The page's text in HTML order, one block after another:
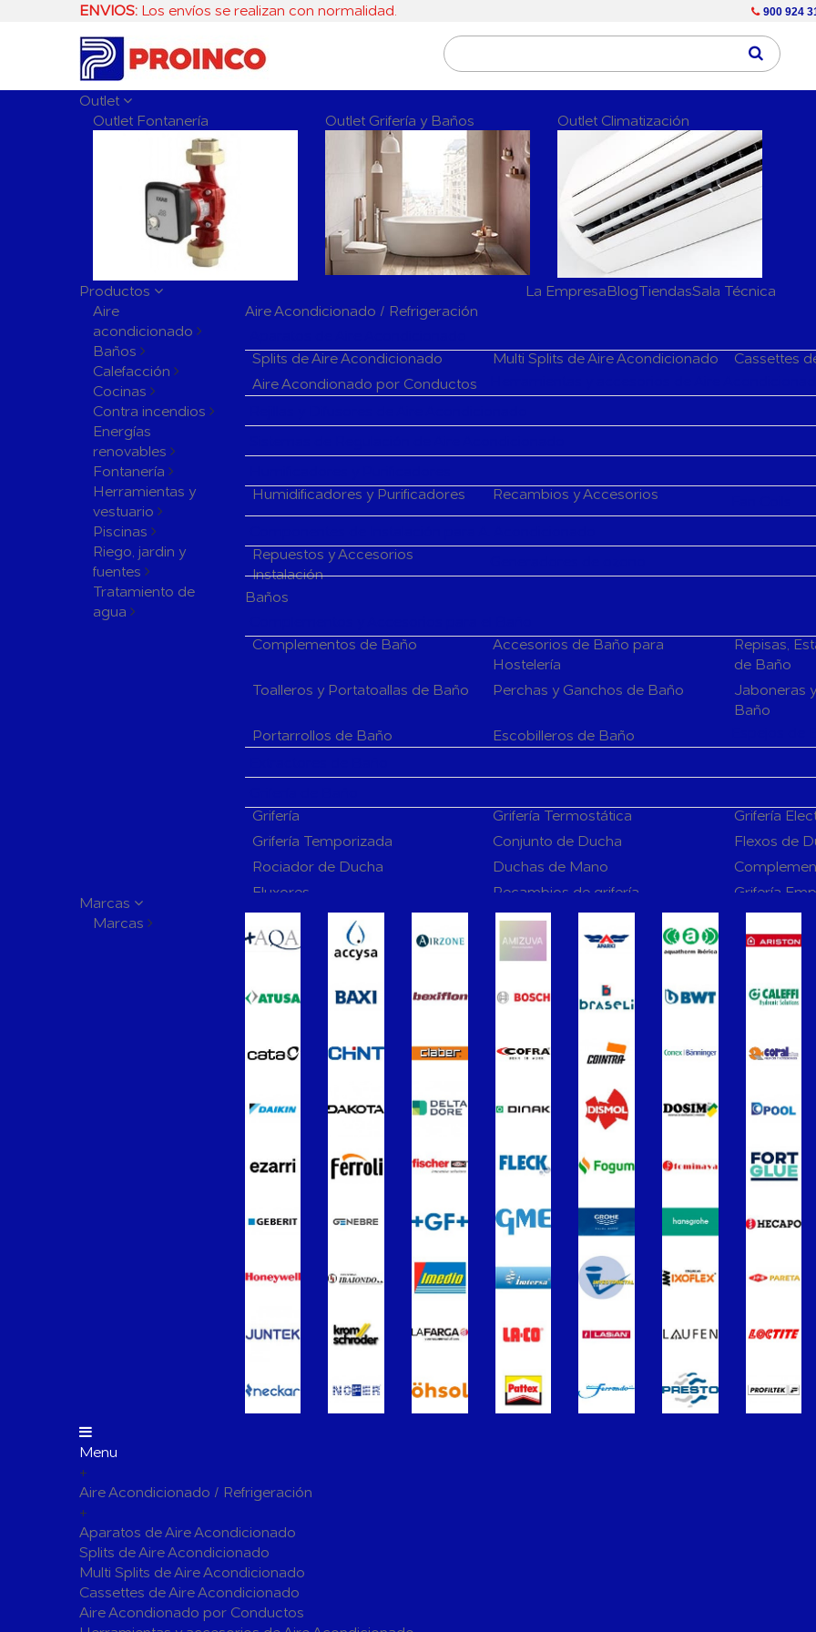
ENVIOS: Los envíos se realizan con normalidad. 900 924
Outlet
Outlet Fontanería
Outlet Grifería y Baños Outlet Climatización
Sala Técnica
Tiendas
Blog
La Empresa
Productos
Aire
acondicionado
Baños
Calefacción
Cocinas
Contra incendios
Energías
renovables
Fontanería
Herramientas y
vestuario
Piscinas
Riego, jardin y
fuentes
Tratamiento de
agua
Aire Acondicionado / Refrigeración
Splits de Aire Acondicionado
Multi Splits de Aire Acondicionado
Cassettes
Aire Acondionado por Conductos
Humidificadores y Purificadores
Recambios y Accesorios
Repuestos y Accesorios
Instalación
Baños
Complementos de Baño
Accesorios de Baño para
Hostelería
Repisas,
de Baño
Toalleros y Portatoallas de Baño
Perchas y Ganchos de Baño
Jaboneras
Baño
Portarrollos de Baño
Escobilleros de Baño
Grifería
Grifería Termostática
Grifería
Grifería Temporizada
Conjunto de Ducha
Flexos de
Rociador de Ducha
Duchas de Mano
Fluxores
Recambios de grifería
Grifería
Mamparas de Baño
Muebles de Baño
Mecanismos
Sanitarios
Lavabos
Bañeras
Urinarios
Placas de Accionamiento para
Cisternas Para Inodoros
Cisternas
Seguridad en el Baño
Wellness
Manómetros
Termometros
Tapones, purgadores y accesorios
para radiador
Soportes para Radiadores
Acumuladores e
Bombas Circuladoras / Grupos de Bombeo
Bombas Simples para ACS
Calderas Murales a Gas
Grupos Térmicos de Gasóleo
Calentadores a Gas
Depósitos de Gasóleo
Emisores Térmicos Eléctricos
Chimenea Modular de Aluminio
Evacuación de Calderas
Distribución y Colectores
Marcas
Marcas
Menu
+
Aire Acondicionado / Refrigeración
+
Aparatos de Aire Acondicionado
Splits de Aire Acondicionado
Multi Splits de Aire Acondicionado
Cassettes de Aire Acondicionado
Aire Acondionado por Conductos